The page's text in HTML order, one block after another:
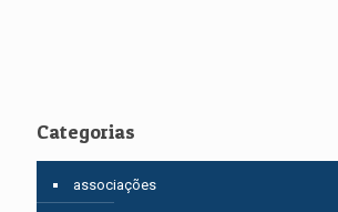
Categorias
associações